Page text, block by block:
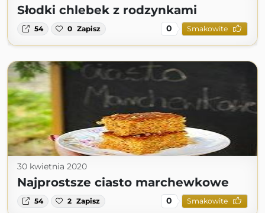
Słodki chlebek z rodzynkami
54 0 Zapisz 0 Smakowite
30 kwietnia 2020
Najprostsze ciasto marchewkowe
54 2 Zapisz 0 Smakowite